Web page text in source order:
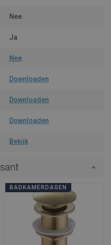
Nee
Ja
Nee
Downloaden
Downloaden
Downloaden
Bekijk
BADKAMERDAGEN